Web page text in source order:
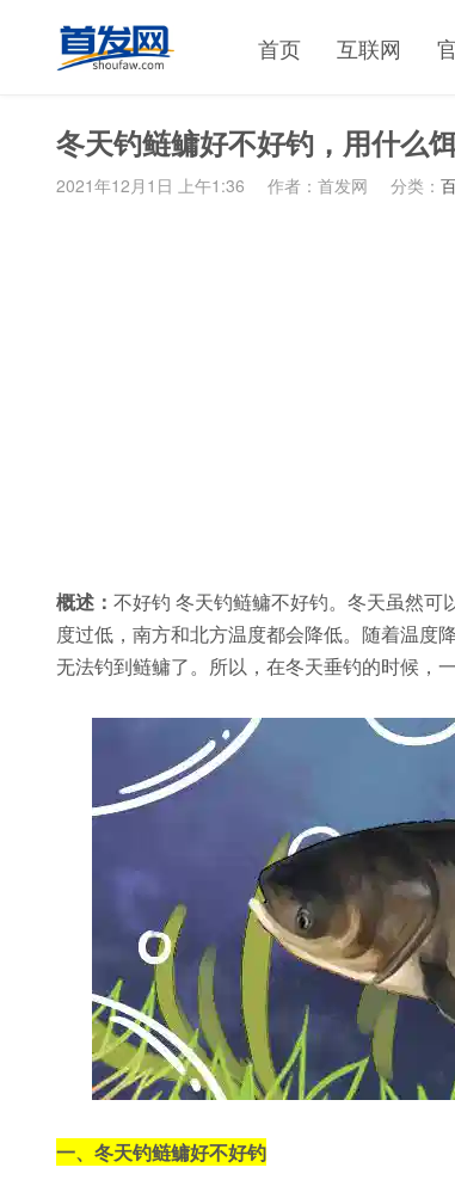
首页 互联网
冬天钓鲢鳙好不好钓，用什么
2021年12月1日 上午1:36 作者：首发网 分类：
概述： 不好钓 冬天钓鲢鳙不好钓。冬天虽然
度过低，南方和北方温度都会降低。随着温度
无法钓到鲢鳙了。所以，在冬天垂钓的时候，
一、冬天钓鲢鳙好不好钓